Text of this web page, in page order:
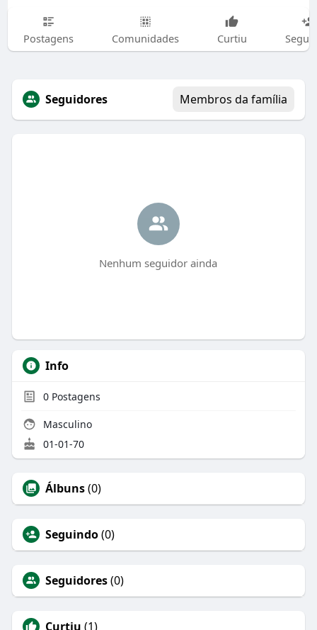
Postagens Comunidades Curtiu
Seguidores Membros da família
Nenhum seguidor ainda
Info
0Postagens
Masculino
01-01-70
Álbuns(0)
Seguindo(0)
Seguidores(0)
Curtiu (1)